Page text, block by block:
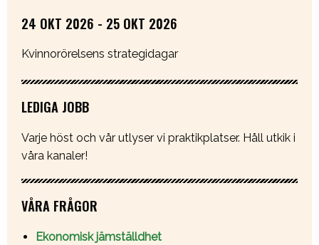
24 OKT 2026 - 25 OKT 2026
Kvinnorörelsens strategidagar
LEDIGA JOBB
Varje höst och vår utlyser vi praktikplatser. Håll utkik i
våra kanaler!
VÅRA FRÅGOR
Ekonomisk jämställdhet